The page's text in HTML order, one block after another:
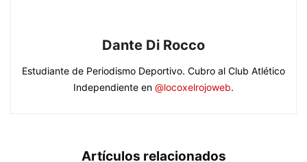
Dante Di Rocco
Estudiante de Periodismo Deportivo. Cubro al Club Atlético
Independiente en @locoxelrojoweb.
Artículos relacionados